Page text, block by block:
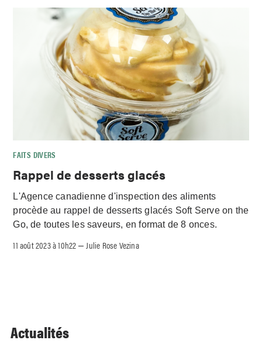
FAITS DIVERS
Rappel de desserts glacés
L'Agence canadienne d'inspection des aliments
procède au rappel de desserts glacés Soft Serve on the
Go, de toutes les saveurs, en format de 8 onces.
11 août 2023 à 10h22 – Julie Rose Vezina
Actualités